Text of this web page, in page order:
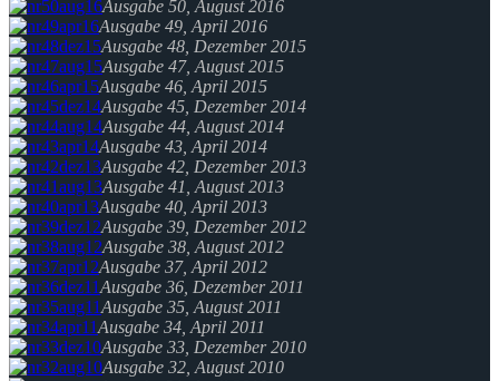
Ausgabe 50, August 2016
Ausgabe 49, April 2016
Ausgabe 48, Dezember 2015
Ausgabe 47, August 2015
Ausgabe 46, April 2015
Ausgabe 45, Dezember 2014
Ausgabe 44, August 2014
Ausgabe 43, April 2014
Ausgabe 42, Dezember 2013
Ausgabe 41, August 2013
Ausgabe 40, April 2013
Ausgabe 39, Dezember 2012
Ausgabe 38, August 2012
Ausgabe 37, April 2012
Ausgabe 36, Dezember 2011
Ausgabe 35, August 2011
Ausgabe 34, April 2011
Ausgabe 33, Dezember 2010
Ausgabe 32, August 2010